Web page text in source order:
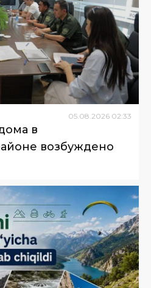
05 08 2026 02:33
в
возбуждено